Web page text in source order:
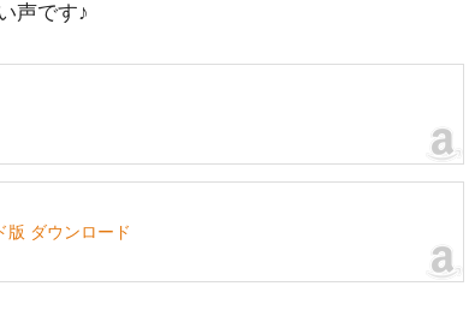
声です♪
版 ダウンロード